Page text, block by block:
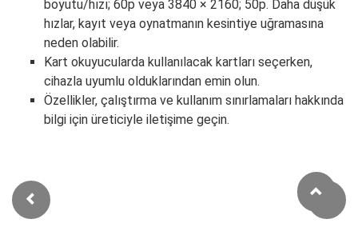
boyutu/hızı; 60p veya 3840 × 2160; 50p. Daha düşük
hızlar, kayıt veya oynatmanın kesintiye uğramasına
neden olabilir.
Kart okuyucularda kullanılacak kartları seçerken,
cihazla uyumlu olduklarından emin olun.
Özellikler, çalıştırma ve kullanım sınırlamaları hakkında
bilgi için üreticiyle iletişime geçin.